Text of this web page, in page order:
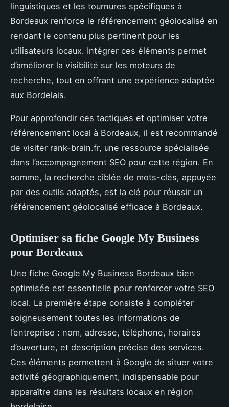
linguistiques et les tournures spécifiques à
Bordeaux renforce le référencement géolocalisé en
rendant le contenu plus pertinent pour les
utilisateurs locaux. Intégrer ces éléments permet
d’améliorer la visibilité sur les moteurs de
recherche, tout en offrant une expérience adaptée
aux Bordelais.
Pour approfondir ces tactiques et optimiser votre
référencement local à Bordeaux, il est recommandé
de visiter rank-brain.fr, une ressource spécialisée
dans l’accompagnement SEO pour cette région. En
somme, la recherche ciblée de mots-clés, appuyée
par des outils adaptés, est la clé pour réussir un
référencement géolocalisé efficace à Bordeaux.
Optimiser sa fiche Google My Business
pour Bordeaux
Une fiche Google My Business Bordeaux bien
optimisée est essentielle pour renforcer votre SEO
local. La première étape consiste à compléter
soigneusement toutes les informations de
l’entreprise : nom, adresse, téléphone, horaires
d’ouverture, et description précise des services.
Ces éléments permettent à Google de situer votre
activité géographiquement, indispensable pour
apparaître dans les résultats locaux en région